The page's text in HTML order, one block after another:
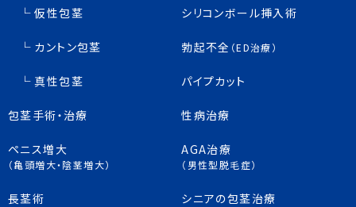
仮性包茎
カントン包茎
真性包茎
包茎手術・治療
ペニス増大
（亀頭増大・陰茎増大）
長茎術
シリコンボール挿入術
勃起不全 （ED治療）
パイプカット
性病治療
AGA治療
（男性型脱毛症）
シニアの包茎治療